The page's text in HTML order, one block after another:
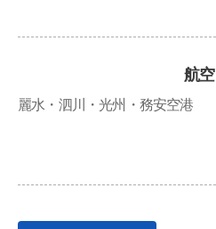
航空
麗水・泗川・光州・務安空港